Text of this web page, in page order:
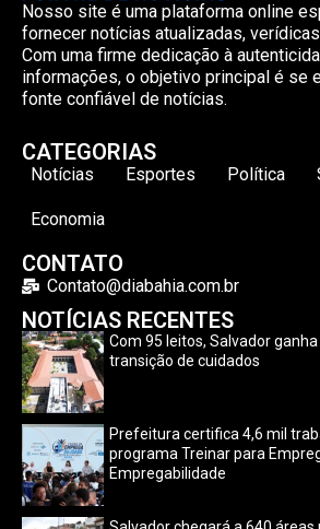
Nosso site é uma plataforma online
fornecer notícias atualizadas,
Com uma firme dedicação à
informações, o objetivo principal é se
fonte confiável de notícias.
CATEGORIAS
Notícias Esportes Política
Economia
CONTATO
Contato@diabahia.com.br
NOTÍCIAS RECENTES
Com 95 leitos, Salvador
transição de cuidados
Prefeitura certifica 4,6 mil
programa Treinar para
Empregabilidade